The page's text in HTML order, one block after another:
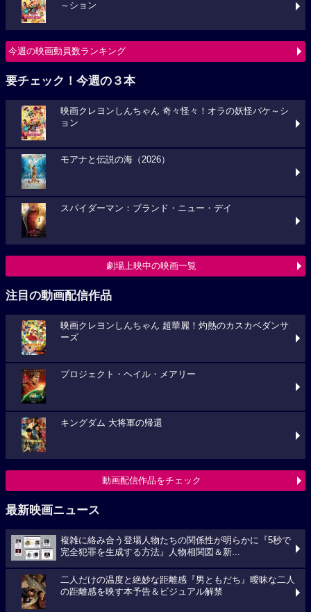
～ション
今週の映画動員数ランキング
要チェック！今週の３本
映画クレヨンしんちゃん 奇々怪々！オラの妖怪バケ～シ
ョン
モアナと伝説の海（2026）
スパイダーマン：ブランド・ニュー・デイ
劇場上映中の映画一覧
注目の動画配信作品
映画クレヨンしんちゃん 超華麗！灼熱のカスカベダンサ
ーズ
プロジェクト・ヘイル・メアリー
キングダム 大将軍の帰還
動画配信作品をチェック
最新映画ニュース
複雑に絡み合う登場人物たちの関係性が明らかに『5秒で
完全犯罪を生成する方法』人物相関図＆新...
二人だけの温度と絶妙な距離感『男ともだち』曖昧な二人
の距離感を映す本予告＆ビジュアル解禁